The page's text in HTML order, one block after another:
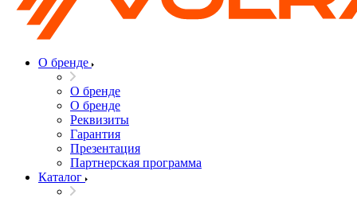
О бренде
О бренде
О бренде
Реквизиты
Гарантия
Презентация
Партнерская программа
Каталог